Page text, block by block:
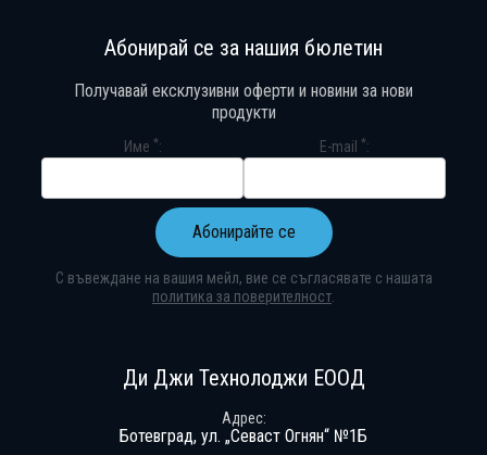
Ди Джи Технолоджи ЕООД
Адрес
Ботевград, ул. „Севаст Огнян“ №1Б
Абонирай се за нашия бюлетин
Получавай ексклузивни оферти и новини за нови
продукти
Име * E-mail *
Абонирайте се
С въвеждане на вашия мейл, вие се съгласявате с нашата
политика за поверителност